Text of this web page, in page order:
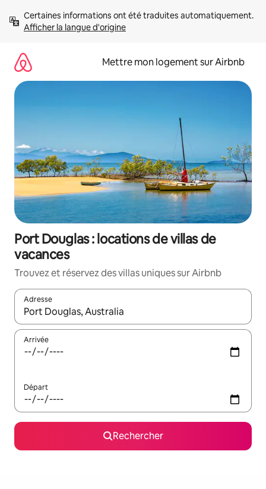
directement
Afficher la langue d'origine
Mettre mon logement sur Airbnb
Port Douglas : locations de villas de
vacances
Trouvez et réservez des villas uniques sur Airbnb
Adresse
Lorsque les résultats s'affichent, utilisez les flèches vers le
Arrivée
Départ
Rechercher